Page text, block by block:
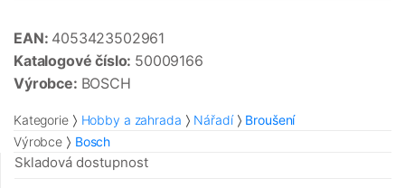
EAN: 4053423502961
Katalogové číslo: 50009166
Výrobce: BOSCH
Kategorie Hobby a zahrada Nářadí
Broušení
Výrobce
Bosch
Skladová dostupnost